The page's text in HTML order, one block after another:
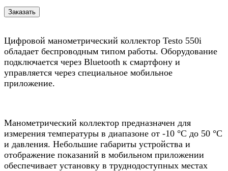
Цифровой манометрический коллектор Testo 550i
обладает беспроводным типом работы. Оборудование
подключается через Bluetooth к смартфону и
управляется через специальное мобильное
приложение.
Манометрический коллектор предназначен для
измерения температуры в диапазоне от -10 °С до 50 °С
и давления. Небольшие габариты устройства и
отображение показаний в мобильном приложении
обеспечивает установку в труднодоступных местах